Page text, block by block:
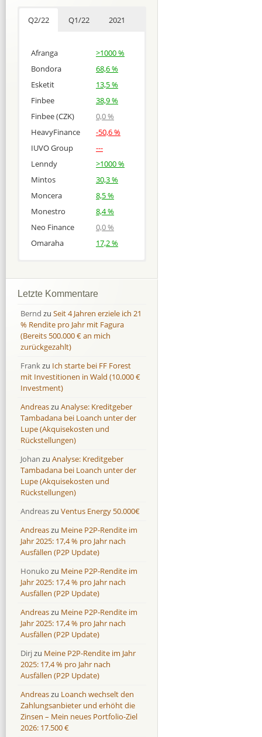
Q2/22 Q1/22 2021
Afranga
>1000 %
Bondora
68,6 %
Esketit
13,5 %
Finbee
38,9 %
Finbee (CZK)
0,0 %
HeavyFinance
-50,6 %
IUVO Group
---
Lenndy
>1000 %
Mintos
30,3 %
Moncera
8,5 %
Monestro
8,4 %
Neo Finance
0,0 %
Omaraha
17,2 %
Bondora
Finbee
43,2%
Finbee (CZK)
0,0 %
HeavyFinance
IUVO Group
-32,2 %
Lenndy
-314,6 %
Moncera
8,0 %
Monestro
9,1 %
Neo Finance
Omaraha
16,4 %
Bondora
Finbee
35,2%
Finbee (CZK)
0,0 %
HeavyFinance
IUVO Group
-55,0 %
Lenndy
146,5 %
Moncera
11,1 %
Monestro
>1000%
Neo Finance
Omaraha
18,0 %
Letzte Kommentare
Bernd zu Seit 4 Jahren erziele ich 21
% Rendite pro Jahr mit Fagura
(Bereits 500.000 € an mich
zurückgezahlt)
Frankzu Ich starte bei FF Forest
mit Investitionen in Wald (10.000 €
Investment)
Andreaszu Analyse: Kreditgeber
Tambadana bei Loanch unter der
Lupe (Akquisekosten und
Rückstellungen)
Johan zu Analyse: Kreditgeber
Tambadana bei Loanch unter der
Lupe (Akquisekosten und
Rückstellungen)
Andreaszu Ventus Energy 50.000€
Andreaszu Meine P2P-Rendite im
Jahr 2025: 17,4 % pro Jahr nach
Ausfällen (P2P Update)
Honuko zu Meine P2P-Rendite im
Jahr 2025: 17,4 % pro Jahr nach
Ausfällen (P2P Update)
Andreaszu Meine P2P-Rendite im
Jahr 2025: 17,4 % pro Jahr nach
Ausfällen (P2P Update)
Dirjzu Meine P2P-Rendite im Jahr
2025: 17,4 % pro Jahr nach
Ausfällen (P2P Update)
Andreaszu Loanch wechselt den
Zahlungsanbieter und erhöht die
Zinsen – Mein neues Portfolio-Ziel
2026: 17.500 €